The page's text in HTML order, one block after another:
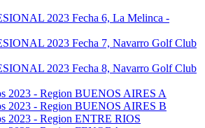
2023 Fecha 6, La Melinca -
2023 Fecha 7, Navarro Golf Club
2023 Fecha 8, Navarro Golf Club
2023 - Region BUENOS AIRES A
2023 - Region BUENOS AIRES B
2023 - Region ENTRE RIOS